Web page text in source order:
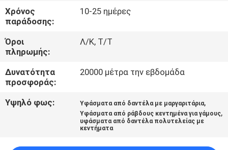
ΑΠΌΣΠΑΣΜΑ
SITEMAP
ΠΟΛΙΤΙΚΉ
ΑΠΟΡΡΉΤΟΥ
Χρόνος
παράδοσης:
10-25 ημέρες
Όροι
πληρωμής:
Λ/Κ, Τ/Τ
Δυνατότητα
προσφοράς:
20000 μέτρα την εβδομάδα
Υψηλό φως: Υφάσματα από δαντέλα με μαργαριτάρια,
Υφάσματα από ράβδους κεντημένα για γάμους,
υφάσματα από δαντέλα πολυτελείας με
κεντήματα